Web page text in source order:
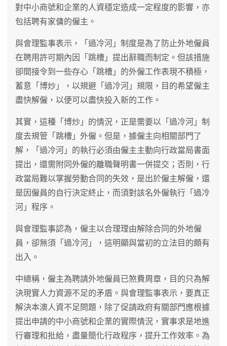
對中小商號和企業的人資穩定造成一定程度的影響，亦
包括聘有家傭的僱主。
與會理監事表示，「過冷河」制度是為了防止外地僱員
在聘用許可期內因「跳槽」提出辭職而制定。但該措施
卻間接令到一些存心「跳槽」的外僱工作表現不積極，
蓄意「博炒」，以規避「過冷河」規限，目的希望僱主
盡快解僱，以便可以盡快投入新的工作。
其實，這種「博炒」的情況，正是需要以「過冷河」制
度去規管「跳槽」外僱。但是，據僱主向相關部門了
解，「過冷河」的執行必須由僱主主動向行政當局書面
提出，還需附同外僱的離職聲明書一併提交；否則，行
政當局難以掌握勞動合同的失效，是出於僱主解僱，還
是因僱員的自行決定終止，而須對該名外僱執行「過冷
河」程序。
與會理監事認為，僱主以合理理由解除合同的外地僱
員，卻無須「過冷河」，這明顯與當初的立法目的頗有
出入。
中總稱，僱主為聘請外地僱員已煞費周章，目的只為解
決現實人力資源不足的矛盾。與會理監事表示，要真正
解決本澳人資不足問題，除了促請政府有關部門應根據
提出申請的中小商號和企業的實際情況，實事求是地進
行審理和批給，盡量簡化行政程序，提升工作效率。為